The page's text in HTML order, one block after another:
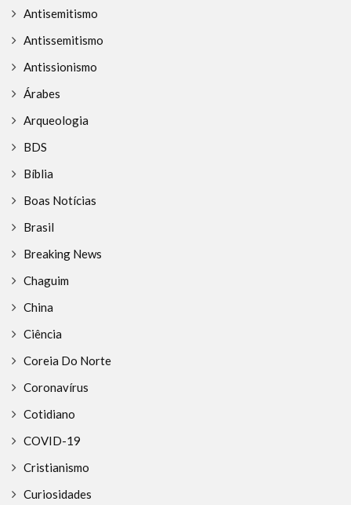
Antisemitismo
Antissemitismo
Antissionismo
Árabes
Arqueologia
BDS
Bíblia
Boas Notícias
Brasil
Breaking News
Chaguim
China
Ciência
Coreia Do Norte
Coronavírus
Cotidiano
COVID-19
Cristianismo
Curiosidades